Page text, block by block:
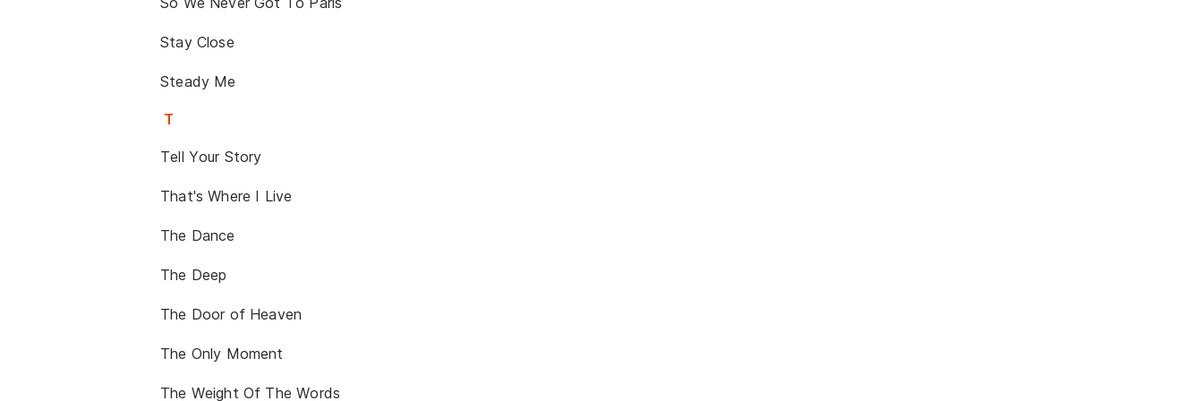
Stay Close
Steady Me
T
Tell Your Story
That's Where I Live
The Dance
The Deep
The Door of Heaven
The Only Moment
The Weight Of The Words